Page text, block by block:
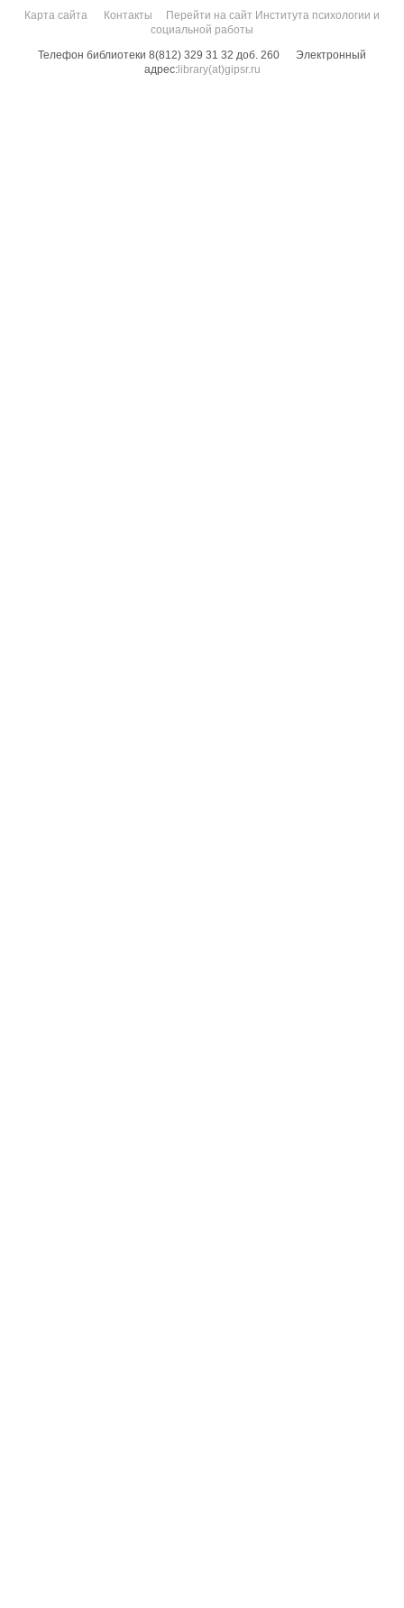
Карта сайта Контакты
Перейти на сайт Института психологии и
социальной работы
Телефон библиотеки 8(812) 329 31 32 доб. 260
Электронный
адрес:library(at)gipsr.ru